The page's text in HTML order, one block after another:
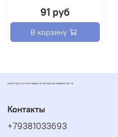
91 руб
В корзину
ЗАПЧАСТИ ДЛЯ СКУТЕРОВ МОПЕДОВ И ПИТБАЙКОВ ДИОМАРКЕТ РОСТОВ
Контакты
+79381033693